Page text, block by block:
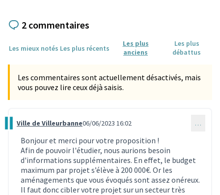
2 commentaires
Les mieux notés Les plus récents
Les plus
anciens
Les plus
débattus
Les commentaires sont actuellement désactivés, mais
vous pouvez lire ceux déjà saisis.
Commentaire 2488
Ville de Villeurbanne06/06/2023 16:02 …
Bonjour et merci pour votre proposition !
Afin de pouvoir l'étudier, nous aurions besoin
d'informations supplémentaires. En effet, le budget
maximum par projet s’élève à 200 000€. Or les
aménagements que vous évoqués sont assez onéreux.
Il faut donc cibler votre projet sur un secteur très